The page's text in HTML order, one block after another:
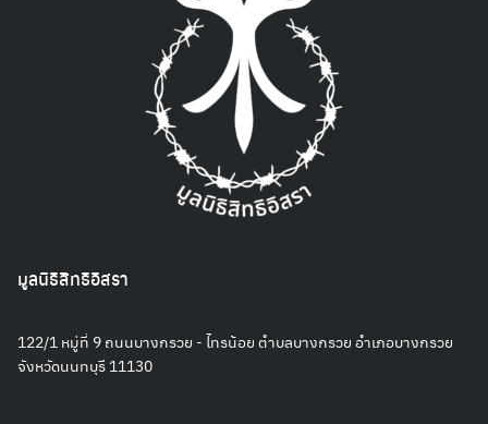
มูลนิธิสิทธิอิสรา
122/1 หมู่ที่ 9 ถนนบางกรวย - ไทรน้อย ตำบลบางกรวย อำเภอบางกรวย
จังหวัดนนทบุรี 11130